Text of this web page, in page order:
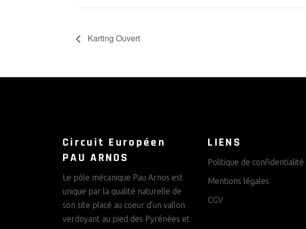
Karting Ouvert
Circuit Européen
PAU ARNOS
Le pôle mécanique Pau Arnos est
unique par la qualité naturelle de
son site placé au coeur d’un vallon
verdoyant au pied des Pyrénées et
LIENS
Politique de confidentialité
Mentions légales
CGV